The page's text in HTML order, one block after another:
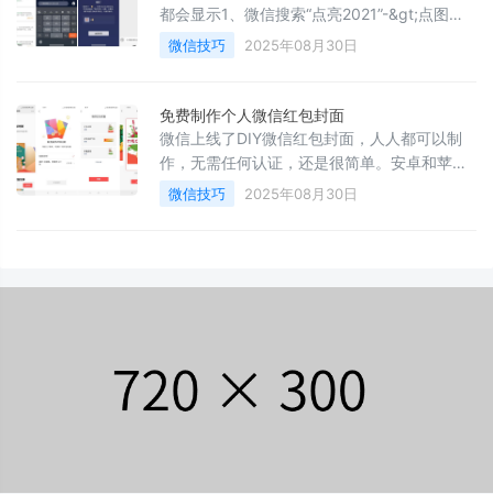
点右上角三个点-&gt;转存为笔记-&gt;转成功
后再点右上角三个点-&gt;就可
都会显示1、微信搜索“点亮2021”-&gt;点图片
进入星空-&gt;再点右下角许愿-&gt;按照提示
发布愿望-&gt;发完后就可以设置了2、去设状
面点下屏幕-&gt;还可以手写字-&gt;生成专属
的星空图片 可保存
微信技巧 2025年08月30日
免费制作个人微信红包封面
微信上线了DIY微信红包封面，人人都可以制
作，无需任何认证，还是很简单。安卓和苹果
用户都可以制作需要最新版微信APP，安卓必
须在应用宝里更新（其它渠道更会一直提示更
打开地址-&gt;去发表-&gt;选图片发布-&gt;图
微信技巧 2025年08月30日